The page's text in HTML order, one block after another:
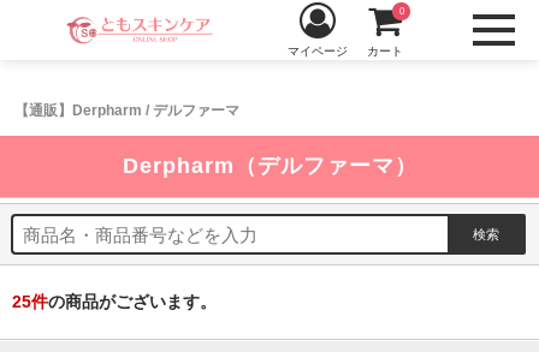
【通販】Derpharm / デルファーマ
マイページ カート
0
Derpharm（デルファーマ）
25件の商品がございます。